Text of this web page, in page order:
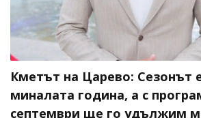
Кметът на Царево: Сезонът
миналата година, а с
септември ще го удължим